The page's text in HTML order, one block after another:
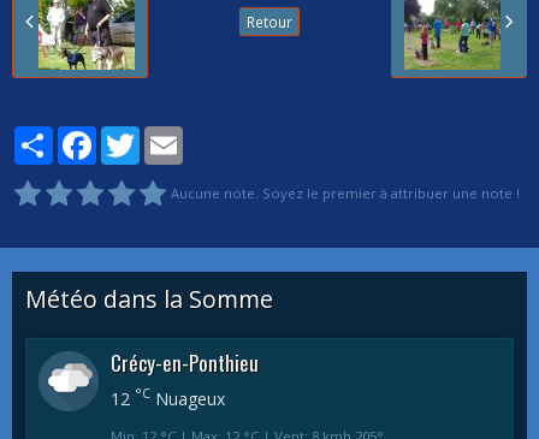
Retour
PartagerFacebook
Twitter
Aucune note. Soyez le premier à attribuer une note !
Météo dans la Somme
Crécy-en-Ponthieu
12 °C Nuageux